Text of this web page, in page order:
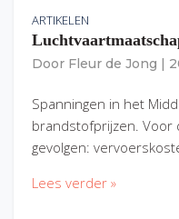
ARTIKELEN
Door Fleur de Jong
Spanningen in het
brandstofprijzen.
gevolgen:
Lees verder »